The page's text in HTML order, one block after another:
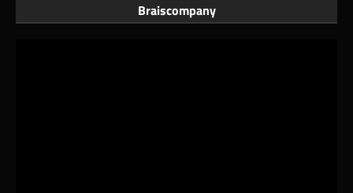
Braiscompany